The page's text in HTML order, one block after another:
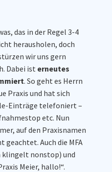
das in der Regel 3-4
herausholen, doch
wir uns gern
Dabei ist erneutes
. So geht es Herrn
Praxis und hat sich
Einträge telefoniert –
etc. Nun
auf den Praxisnamen
geachtet. Auch die MFA
klingelt nonstop) und
Meier, hallo!“.